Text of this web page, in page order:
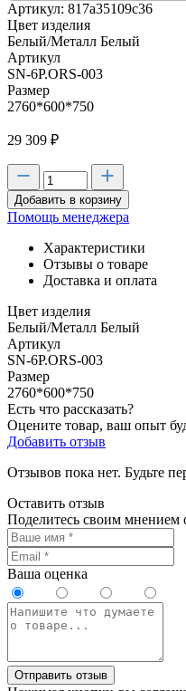
Артикул: 817a35109c36
Цвет изделия
Белый/Металл Белый
Артикул
SN-6P.ORS-003
Размер
2760*600*750
29 309 ₽
Добавить в корзину
Помощь менеджера
Характеристики
Отзывы о товаре
Доставка и оплата
Цвет изделия
Белый/Металл Белый
Артикул
SN-6P.ORS-003
Размер
2760*600*750
Есть что рассказать?
Оцените товар, ваш опыт
Добавить отзыв
Отзывов пока нет. Будьте
Оставить отзыв
Поделитесь своим мнением
Ваша оценка
Отправить отзыв